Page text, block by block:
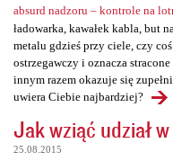
absurd nadzoru – kontrole na
ładowarka, kawałek kabla, but
metalu gdzieś przy ciele, czy
ostrzegawczy i oznacza
innym razem okazuje się
uwiera Ciebie najbardziej?
Jak wziąć udział
25.08.2015